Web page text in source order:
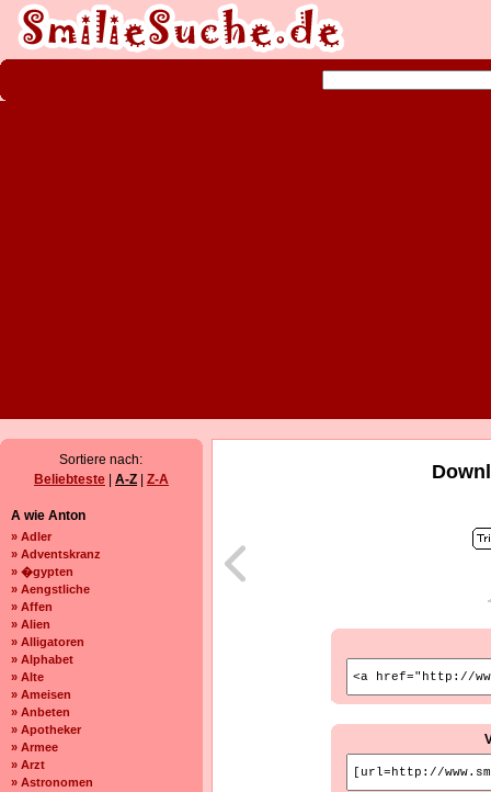
Sortiere nach:
Beliebteste
A-Z Z-A
A wie Anton
» Adler
» Adventskranz
» �gypten
» Aengstliche
» Affen
» Alien
» Alligatoren
» Alphabet
» Alte
» Ameisen
» Anbeten
» Apotheker
» Armee
» Arzt
» Astronomen